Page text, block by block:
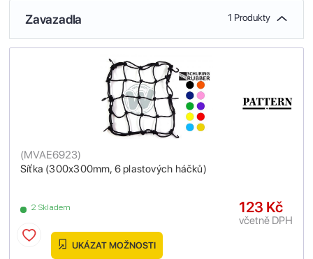
Zavazadla 1 Produkty
Síťka (300x300mm, 6 plastových háčků)
(MVAE6923)
2 Skladem 123 Kč
včetně DPH
UKÁZAT MOŽNOSTI